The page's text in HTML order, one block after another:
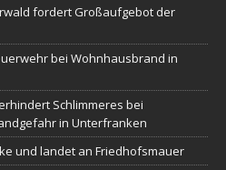
fordert Großaufgebot der
bei Wohnhausbrand in
Schlimmeres bei
in Unterfranken
und landet an Friedhofsmauer